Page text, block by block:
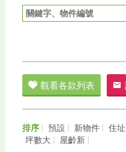
觀看各款列表
排序 預設 新物件 住址
坪數大
屋齡新